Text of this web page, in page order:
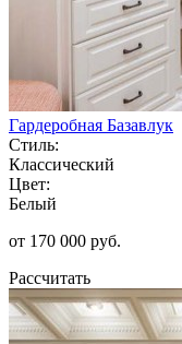
Гардеробная Базавлук
Стиль:
Классический
Цвет:
Белый
от 170 000 руб.
Рассчитать